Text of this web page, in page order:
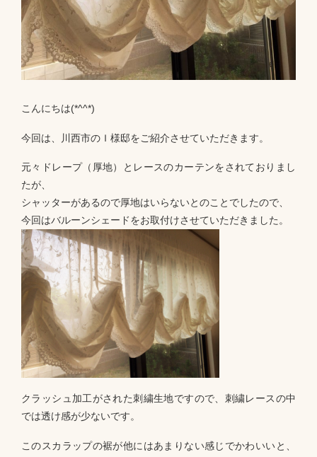
こんにちは(*^^*)
今回は、川西市のＩ様邸をご紹介させていただきます。
元々ドレープ（厚地）とレースのカーテンをされておりまし
たが、
シャッターがあるので厚地はいらないとのことでしたので、
今回はバルーンシェードをお取付けさせていただきました。
クラッシュ加工がされた刺繍生地ですので、刺繍レースの中
では透け感が少ないです。
このスカラップの裾が他にはあまりない感じでかわいいと、